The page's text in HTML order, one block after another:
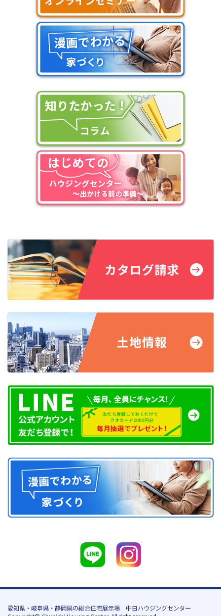
愛知県・岐阜県・静岡県の総合住宅展示場 中日ハウジングセンター